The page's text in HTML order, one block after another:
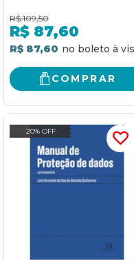
R$ 109,50
R$ 87,60
R$ 87,60
COMPRAR
20% OFF